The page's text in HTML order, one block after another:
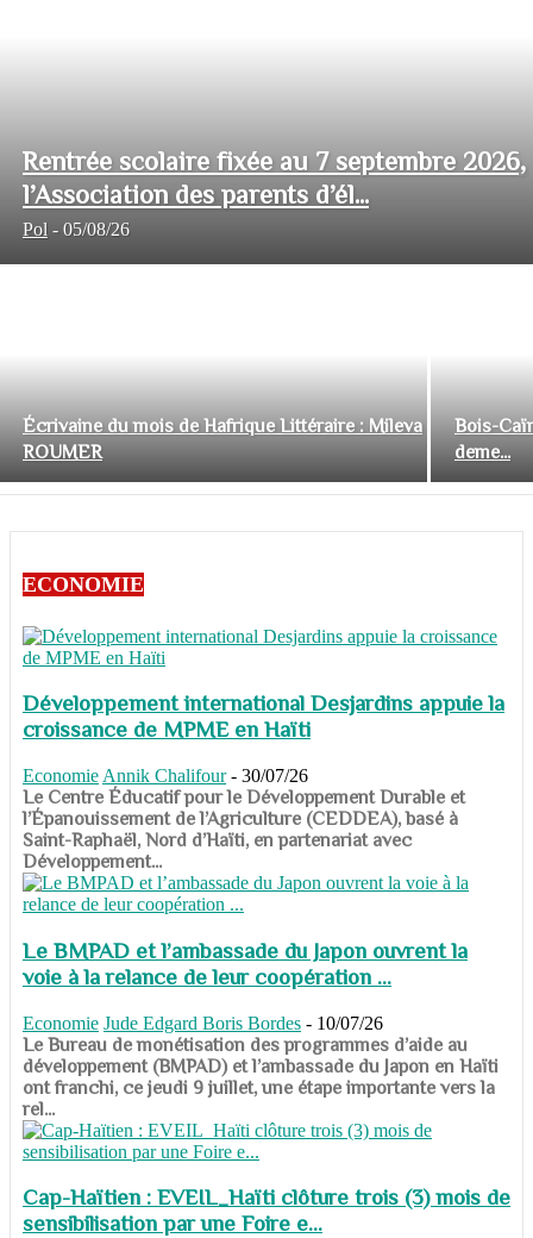
Rentrée scolaire fixée au 7 septembre 2026,
l’Association des parents d’él...
Pol - 05/08/26
Écrivaine du mois de Hafrique Littéraire : Mileva
ROUMER
Bois-
deme...
ECONOMIE
Développement international Desjardins appuie la
croissance de MPME en Haïti
Economie Annik Chalifour - 30/07/26
​​​​​​​Le Centre Éducatif pour le Développement Durable et
l’Épanouissement de l’Agriculture (CEDDEA), basé à
Saint-Raphaël, Nord d’Haïti, en partenariat avec
Développement...
Le BMPAD et l’ambassade du Japon ouvrent la
voie à la relance de leur coopération ...
Economie Jude Edgard Boris Bordes - 10/07/26
​​​​​​​Le Bureau de monétisation des programmes d’aide au
développement (BMPAD) et l’ambassade du Japon en Haïti
ont franchi, ce jeudi 9 juillet, une étape importante vers la
rel...
Cap-Haïtien : EVEIL_Haïti clôture trois (3) mois de
sensibilisation par une Foire e...